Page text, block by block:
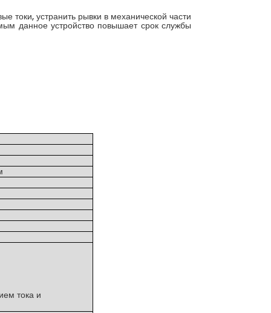
токи, устранить рывки в механической части
данное устройство повышает срок службы
тока и